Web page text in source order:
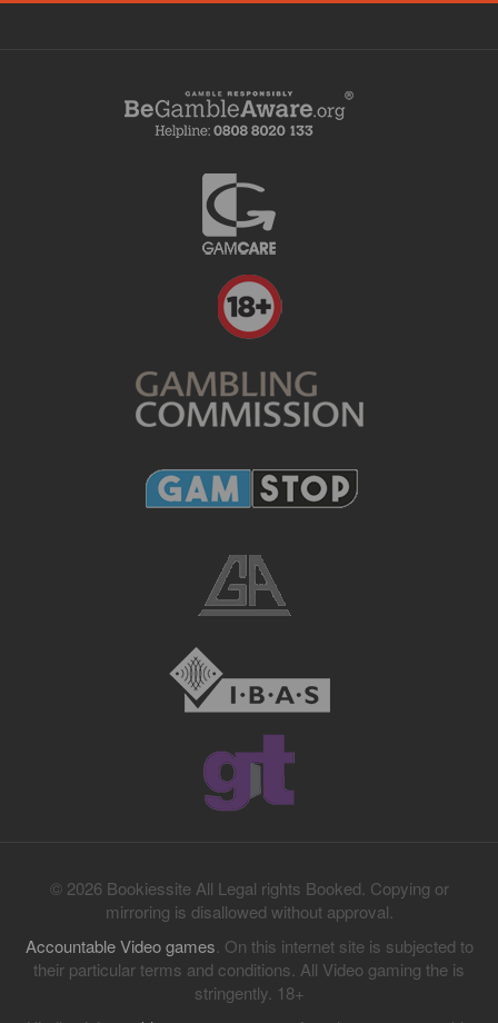
© 2026 Bookiessite All Legal rights Booked. Copying or
mirroring is disallowed without approval.
Accountable Video games . On this internet site is subjected to
their particular terms and conditions. All Video gaming the is
stringently. 18+